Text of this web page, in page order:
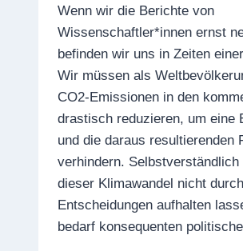
Wenn wir die Berichte von
Wissenschaftler*innen ernst
befinden wir uns in Zeiten
Wir müssen als
CO2-Emissionen in den
drastisch reduzieren, um eine
und die daraus resultierenden
verhindern.
dieser Klimawandel nicht
Entscheidungen aufhalten
bedarf konsequenten